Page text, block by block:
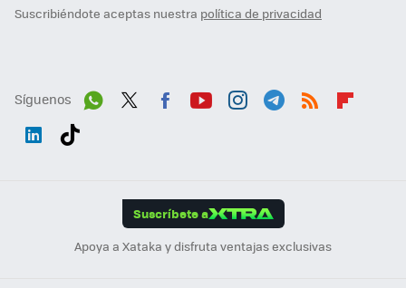
Suscribiéndote aceptas nuestra política de privacidad
Síguenos
Suscríbete a
Apoya a Xataka y disfruta ventajas exclusivas